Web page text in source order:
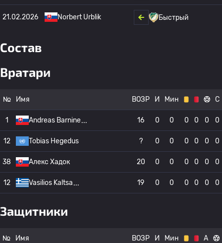
21.02.2026 Norbert Urblik Быстрый
Состав
Вратари
№ Имя ВОЗР И Мин С
1 Andreas Barnine 16 0 0 0 0 0 0
12 Tobias Hegedus ? 0 0 0 0 0 0
38 Алекс Хадок 20 0 0 0 0 0 0
12 Vasilios Kaltsa 19 0 0 0 0 0 0
Защитники
№ Имя ВОЗР И Мин А